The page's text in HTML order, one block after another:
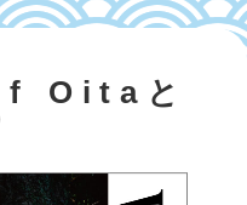
Oitaと